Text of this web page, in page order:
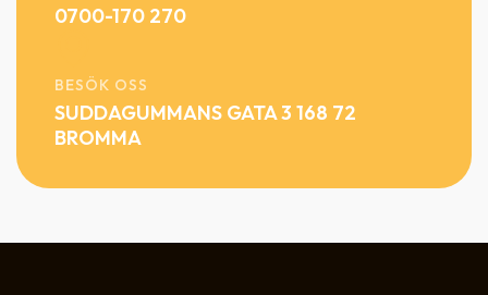
0700-170 270
BESÖK OSS
SUDDAGUMMANS GATA 3 168 72
BROMMA